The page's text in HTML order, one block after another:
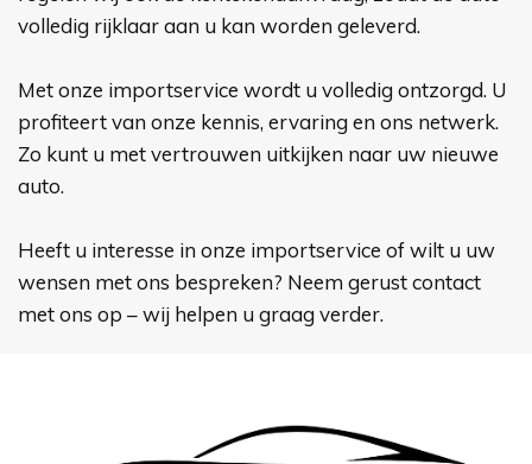
volledig rijklaar aan u kan worden geleverd.
Met onze importservice wordt u volledig ontzorgd. U
profiteert van onze kennis, ervaring en ons netwerk.
Zo kunt u met vertrouwen uitkijken naar uw nieuwe
auto.
Heeft u interesse in onze importservice of wilt u uw
wensen met ons bespreken? Neem gerust contact
met ons op – wij helpen u graag verder.